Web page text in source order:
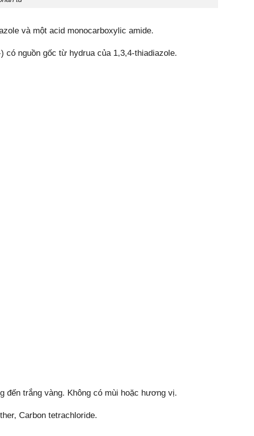
và một acid monocarboxylic amide.
có nguồn gốc từ hydrua của 1,3,4-thiadiazole.
đến trắng vàng. Không có mùi hoặc hương vị.
Carbon tetrachloride.